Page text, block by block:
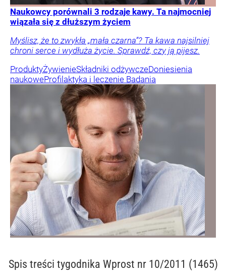
Naukowcy porównali 3 rodzaje kawy. Ta najmocniej
wiązała się z dłuższym życiem
Myślisz, że to zwykła „mała czarna”? Ta kawa najsilniej
chroni serce i wydłuża życie. Sprawdź, czy ją pijesz.
ProduktyŻywienieSkładniki odżywczeDoniesienia
naukoweProfilaktyka i leczenie Badania
Spis treści tygodnika Wprost nr 10/2011 (1465)